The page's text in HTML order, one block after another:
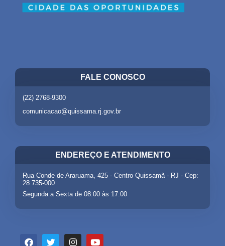
FALE CONOSCO
(22) 2768-9300
comunicacao@quissama.rj.gov.br
ENDEREÇO E ATENDIMENTO
Rua Conde de Araruama, 425 - Centro Quissamã - RJ - Cep:
28.735-000
Segunda a Sexta de 08:00 às 17:00